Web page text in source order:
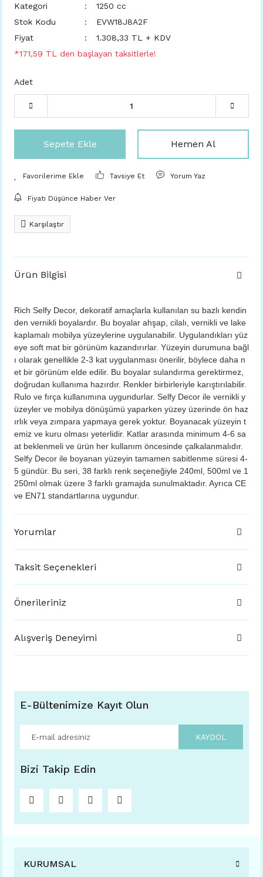
Kategori
1250 cc
Stok Kodu
EVW18J8A2F
Fiyat
1.308,33 TL + KDV
*171,59 TL den başlayan taksitlerle!
Adet
Sepete Ekle Hemen Al
Tavsiye Et Yorum Yaz
Fiyatı Düşünce Haber Ver
Karşılaştır
Ürün Bilgisi
Rich Selfy Decor, dekoratif amaçlarla kullanılan su bazlı kendin
den vernikli boyalardır. Bu boyalar ahşap, cilalı, vernikli ve lake
kaplamalı mobilya yüzeylerine uygulanabilir. Uygulandıkları yüz
eye soft mat bir görünüm kazandırırlar. Yüzeyin durumuna bağl
ı olarak genellikle 2-3 kat uygulanması önerilir, böylece daha n
et bir görünüm elde edilir. Bu boyalar sulandırma gerektirmez,
doğrudan kullanıma hazırdır. Renkler birbirleriyle karıştırılabilir.
Rulo ve fırça kullanımına uygundurlar. Selfy Decor ile vernikli y
üzeyler ve mobilya dönüşümü yaparken yüzey üzerinde ön haz
ırlık veya zımpara yapmaya gerek yoktur. Boyanacak yüzeyin t
emiz ve kuru olması yeterlidir. Katlar arasında minimum 4-6 sa
at beklenmeli ve ürün her kullanım öncesinde çalkalanmalıdır.
Selfy Decor ile boyanan yüzeyin tamamen sabitlenme süresi 4-
5 gündür. Bu seri, 38 farklı renk seçeneğiyle 240ml, 500ml ve 1
250ml olmak üzere 3 farklı gramajda sunulmaktadır. Ayrıca CE
ve EN71 standartlarına uygundur.
Yorumlar
Taksit Seçenekleri
Önerileriniz
Alışveriş Deneyimi
E-Bültenimize Kayıt Olun
KAYDOL
Bizi Takip Edin
KURUMSAL